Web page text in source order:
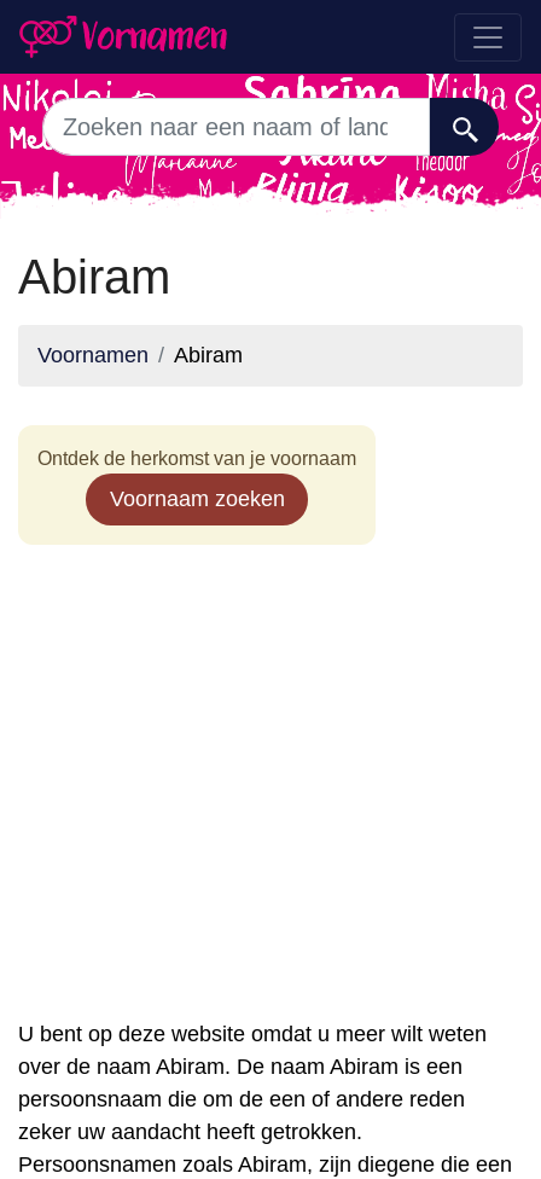
Abiram
Voornamen Abiram
Ontdek de herkomst van je voornaam
Voornaam zoeken
U bent op deze website omdat u meer wilt weten
over de naam Abiram. De naam Abiram is een
persoonsnaam die om de een of andere reden
zeker uw aandacht heeft getrokken.
Persoonsnamen zoals Abiram, zijn diegene die een